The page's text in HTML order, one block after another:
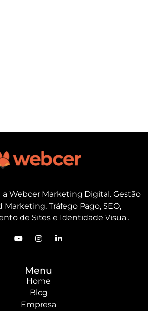
a Webcer Marketing Digital. Gestão
Tráfego Pago, SEO,
de Sites e Identidade Visual.
Menu
Home
Blog
Empresa